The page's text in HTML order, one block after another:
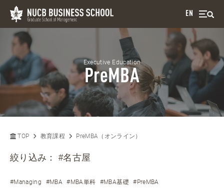
EN
Executive Education
PreMBA
TOP 教育課程 PreMBA（オンライン）
絞り込み：#名古屋
#Managing #MBA #MBA単科 #MBA基礎 #PreMBA